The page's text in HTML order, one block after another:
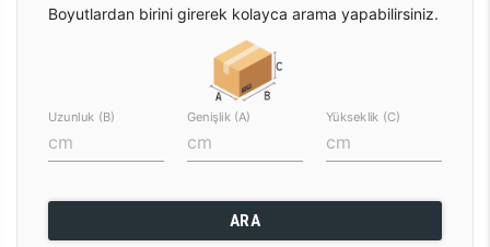
Boyutlardan birini girerek kolayca arama yapabilirsiniz.
Uzunluk (B) Genişlik (A) Yükseklik (C)
ARA